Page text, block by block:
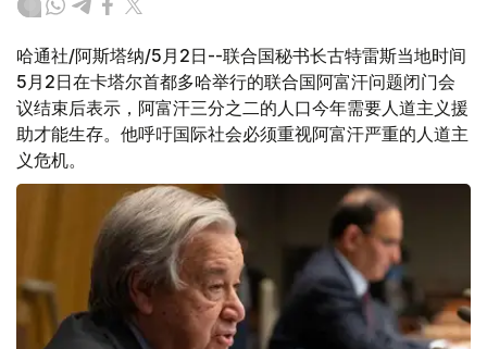
哈通社/阿斯塔纳/5月2日--联合国秘书长古特雷斯当地时间
5月2日在卡塔尔首都多哈举行的联合国阿富汗问题闭门会
议结束后表示，阿富汗三分之二的人口今年需要人道主义援
助才能生存。他呼吁国际社会必须重视阿富汗严重的人道主
义危机。